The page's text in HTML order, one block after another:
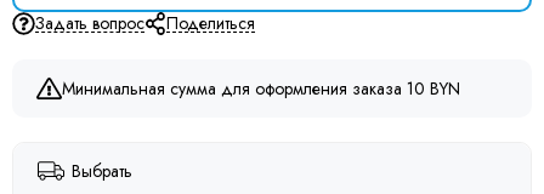
Задать вопрос Поделиться
Минимальная сумма для оформления заказа 10 BYN
Выбрать